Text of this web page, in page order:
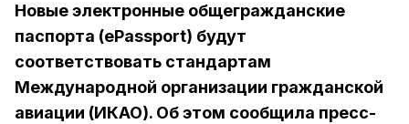
Новые электронные общегражданские
паспорта (ePassport) будут
соответствовать стандартам
Международной организации гражданской
авиации (ИКАО). Об этом сообщила пресс-